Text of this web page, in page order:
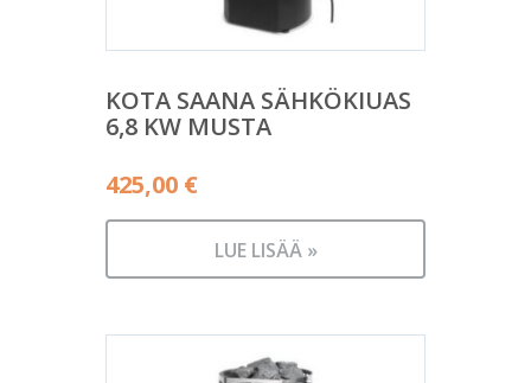
KOTA SAANA SÄHKÖKIUAS
6,8 KW MUSTA
425,00 €
LUE LISÄÄ »